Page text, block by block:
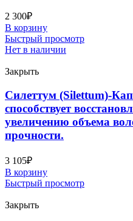
2 300₽
В корзину
Быстрый просмотр
Нет в наличии
Закрыть
Силеттум (Silettum)-
способствует
увеличению объема
прочности.
3 105₽
В корзину
Быстрый просмотр
Закрыть